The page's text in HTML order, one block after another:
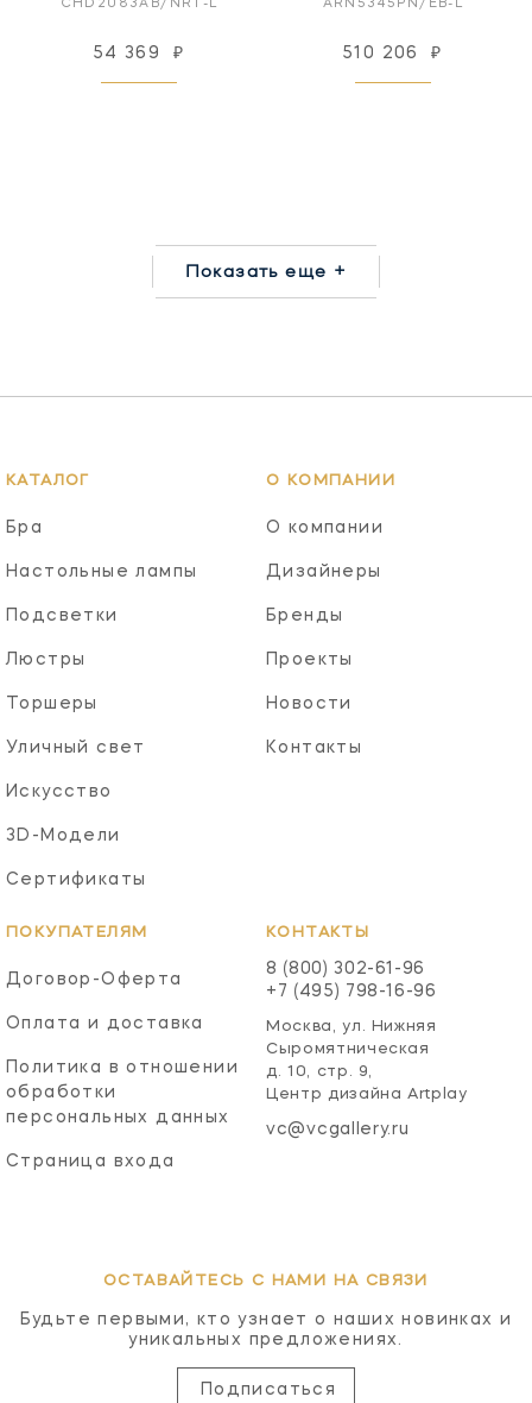
CHD2083AB/NRT-L
54 369 ₽
ARN5345PN/EB-L
510 206 ₽
Показать еще +
КАТАЛОГ
Бра
Настольные лампы
Подсветки
Люстры
Торшеры
Уличный свет
Искусство
3D-Модели
Сертификаты
О КОМПАНИИ
О компании
Дизайнеры
Бренды
Проекты
Новости
Контакты
ПОКУПАТЕЛЯМ
Договор-Оферта
Оплата и доставка
Политика в отношении
обработки
персональных данных
Страница входа
КОНТАКТЫ
8 (800) 302-61-96
+7 (495) 798-16-96
Москва, ул. Нижняя
Сыромятническая
д. 10, стр. 9,
Центр дизайна Artplay
vc@vcgallery.ru
ОСТАВАЙТЕСЬ С НАМИ НА СВЯЗИ
Будьте первыми, кто узнает о наших новинках и
уникальных предложениях.
Подписаться